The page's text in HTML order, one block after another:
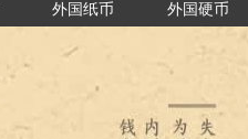
外国纸币 外国硬币